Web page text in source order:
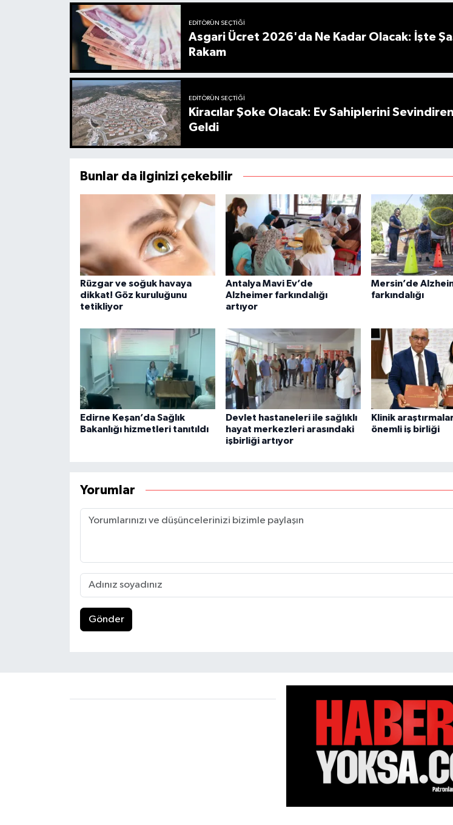
EDITÖRÜN SEÇTIĞI
Asgari Ücret 2026'da Ne Kadar Olacak: İşte
Rakam
EDITÖRÜN SEÇTIĞI
Kiracılar Şoke Olacak: Ev Sahiplerini
Geldi
Bunlar da ilginizi çekebilir
Rüzgar ve soğuk havaya
dikkat! Göz kuruluğunu
tetikliyor
Antalya Mavi Ev’de
Alzheimer farkındalığı
artıyor
Mersin’de
farkındalığı
Edirne Keşan’da Sağlık
Bakanlığı hizmetleri tanıtıldı
Devlet hastaneleri ile sağlıklı
hayat merkezleri arasındaki
işbirliği artıyor
Klinik
önemli iş birliği
Yorumlar
Gönder